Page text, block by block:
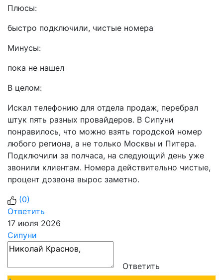
Плюсы:
быстро подключили, чистые номера
Минусы:
пока не нашел
В целом:
Искал телефонию для отдела продаж, перебрал
штук пять разных провайдеров. В Сипуни
понравилось, что можно взять городской номер
любого региона, а не только Москвы и Питера.
Подключили за полчаса, на следующий день уже
звонили клиентам. Номера действительно чистые,
процент дозвона вырос заметно.
(0)
Ответить
17 июля 2026
Сипуни
Ответить